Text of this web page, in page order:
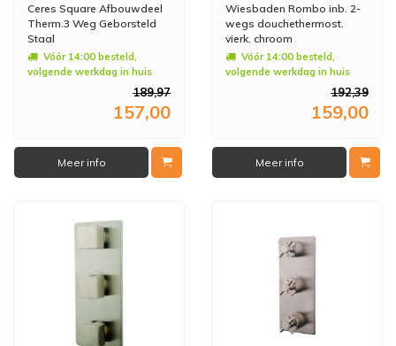
Ceres Square Afbouwdeel
Therm.3 Weg Geborsteld
Staal
Vóór 14:00 besteld,
volgende werkdag in huis
189,97
157,00
Meer info
Wiesbaden Rombo inb. 2-
wegs douchethermost.
vierk. chroom
Vóór 14:00 besteld,
volgende werkdag in huis
192,39
159,00
Meer info